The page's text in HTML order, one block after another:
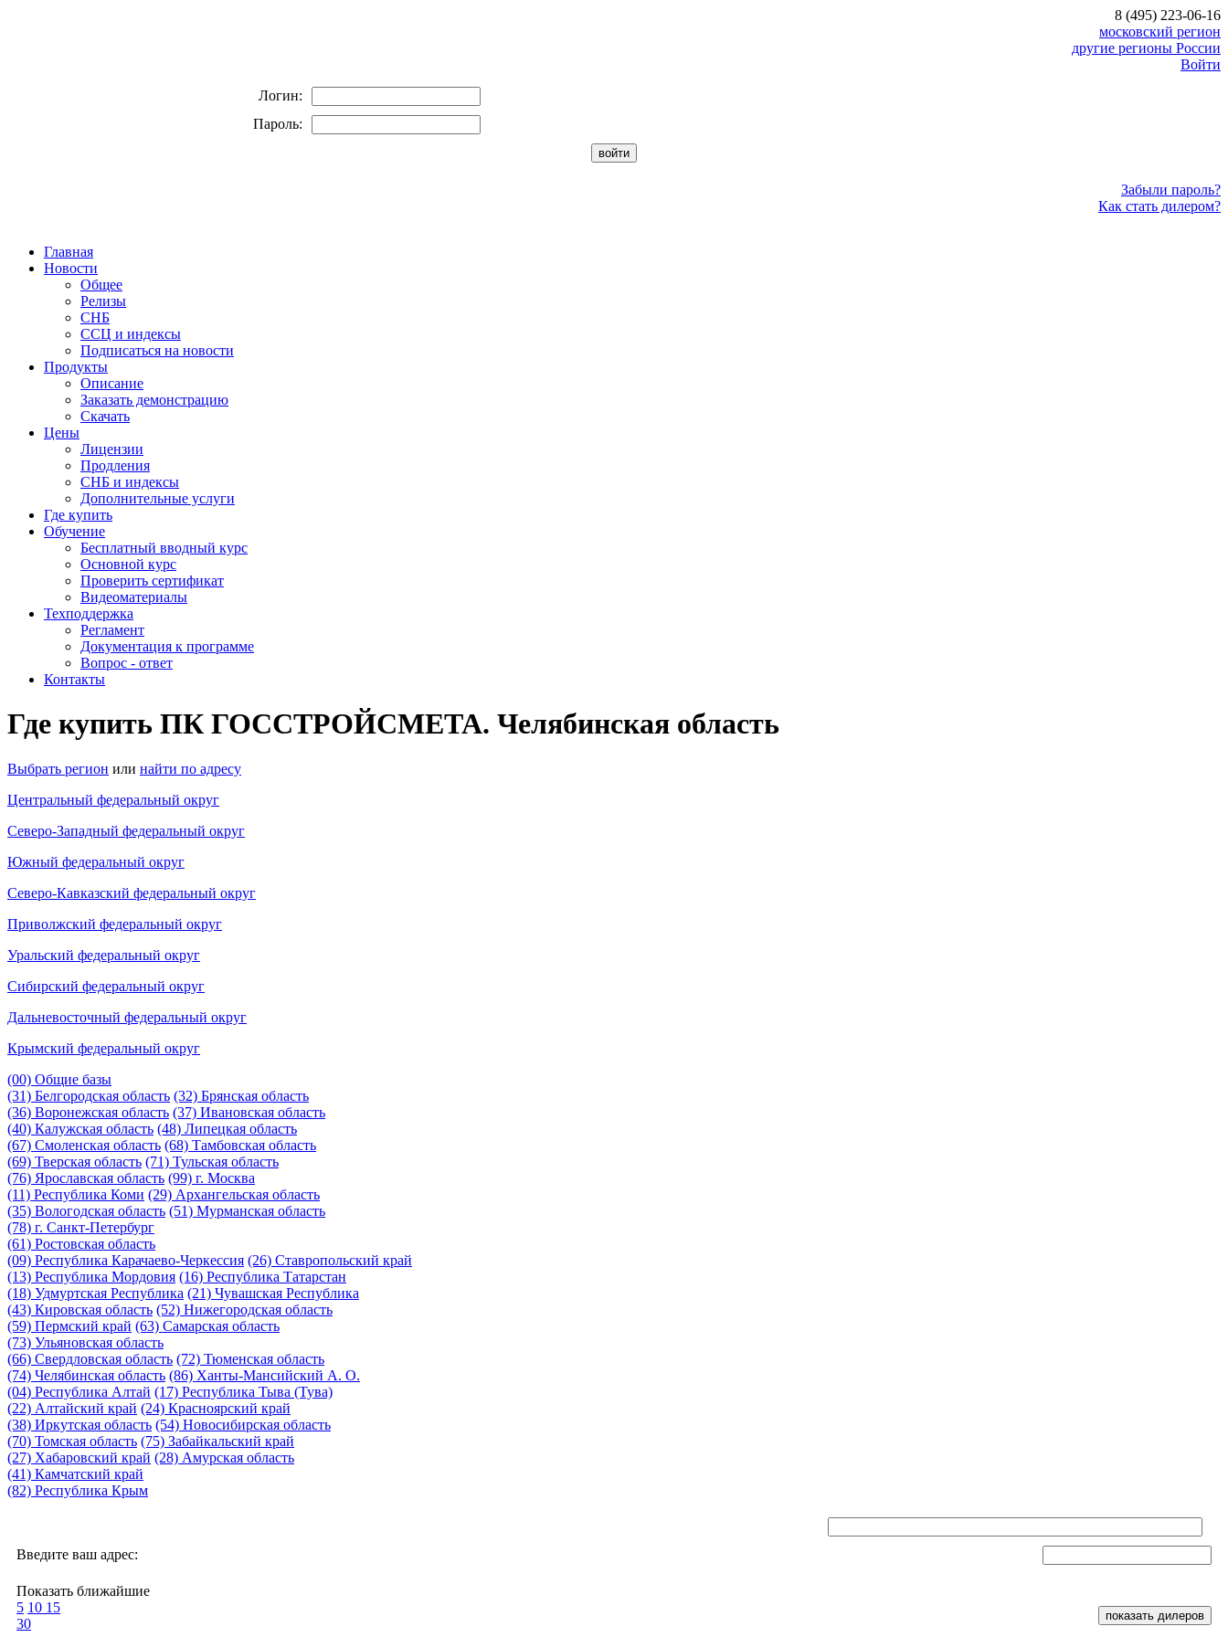
8 (495) 223-06-16
московский регион
другие регионы России
Войти
Логин:
Пароль:
Забыли пароль?
Как стать дилером?
Главная
Новости
Общее
Релизы
СНБ
ССЦ и индексы
Подписаться на новости
Продукты
Описание
Заказать демонстрацию
Скачать
Цены
Лицензии
Продления
СНБ и индексы
Дополнительные услуги
Где купить
Обучение
Бесплатный вводный курс
Основной курс
Проверить сертификат
Видеоматериалы
Техподдержка
Регламент
Документация к программе
Вопрос - ответ
Контакты
Где купить ПК ГОССТРОЙСМЕТА. Челябинская область
Выбрать регион или найти по адресу
Центральный федеральный округ
Северо-Западный федеральный округ
Южный федеральный округ
Северо-Кавказский федеральный округ
Приволжский федеральный округ
Уральский федеральный округ
Сибирский федеральный округ
Дальневосточный федеральный округ
Крымский федеральный округ
(00) Общие базы
(31) Белгородская область (32) Брянская область
(36) Воронежская область (37) Ивановская область
(40) Калужская область (48) Липецкая область
(67) Смоленская область (68) Тамбовская область
(69) Тверская область (71) Тульская область
(76) Ярославская область (99) г. Москва
(11) Республика Коми (29) Архангельская область
(35) Вологодская область (51) Мурманская область
(78) г. Санкт-Петербург
(61) Ростовская область
(09) Республика Карачаево-Черкессия (26) Ставропольский край
(13) Республика Мордовия (16) Республика Татарстан
(18) Удмуртская Республика (21) Чувашская Республика
(43) Кировская область (52) Нижегородская область
(59) Пермский край (63) Самарская область
(73) Ульяновская область
(66) Свердловская область (72) Тюменская область
(74) Челябинская область (86) Ханты-Мансийский А. О.
(04) Республика Алтай (17) Республика Тыва (Тува)
(22) Алтайский край (24) Красноярский край
(38) Иркутская область (54) Новосибирская область
(70) Томская область (75) Забайкальский край
(27) Хабаровский край (28) Амурская область
(41) Камчатский край
(82) Республика Крым
Введите ваш адрес:
Показать ближайшие
5 10 15
30